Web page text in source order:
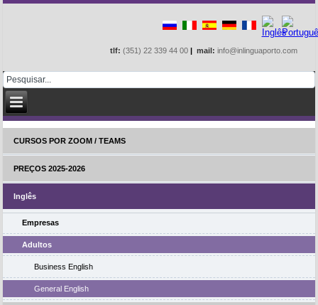
tlf: (351) 22 339 44 00 | mail: info@inlinguaporto.com
CURSOS POR ZOOM / TEAMS
PREÇOS 2025-2026
Inglês
Empresas
Adultos
Business English
General English